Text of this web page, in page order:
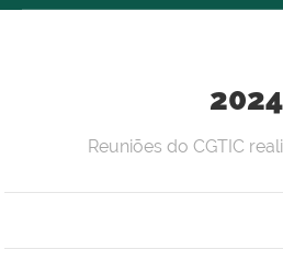
2024
Reuniões do CGTIC